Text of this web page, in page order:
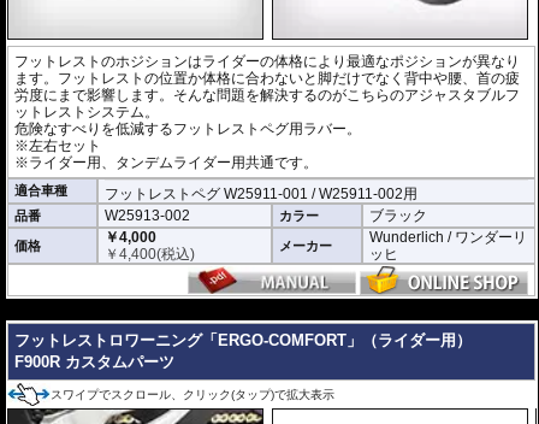
フットレストのホジションはライダーの体格により最適なポジションが異なり
ます。フットレストの位置か体格に合わないと脚だけでなく背中や腰、首の疲
労度にまで影響します。そんな問題を解決するのがこちらのアジャスタブルフ
ットレストシステム。
危険なすべりを低減するフットレストペグ用ラバー。
※左右セット
※ライダー用、タンデムライダー用共通です。
適合車種 フットレストペグ W25911-001 / W25911-002用
品番 W25913-002 カラー ブラック
価格
￥4,000
￥4,400(税込) メーカー
Wunderlich / ワンダーリ
ッヒ
フットレストロワーニング「ERGO-COMFORT」（ライダー用）
F900R カスタムパーツ
スワイプでスクロール、クリック(タップ)で拡大表示